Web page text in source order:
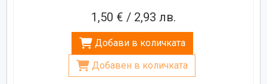
1,50 € / 2,93 лв.
Добави в количката
Добавен в количката